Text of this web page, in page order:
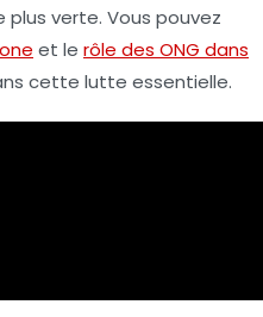
verte. Vous pouvez
et le rôle des ONG dans
cette lutte essentielle.